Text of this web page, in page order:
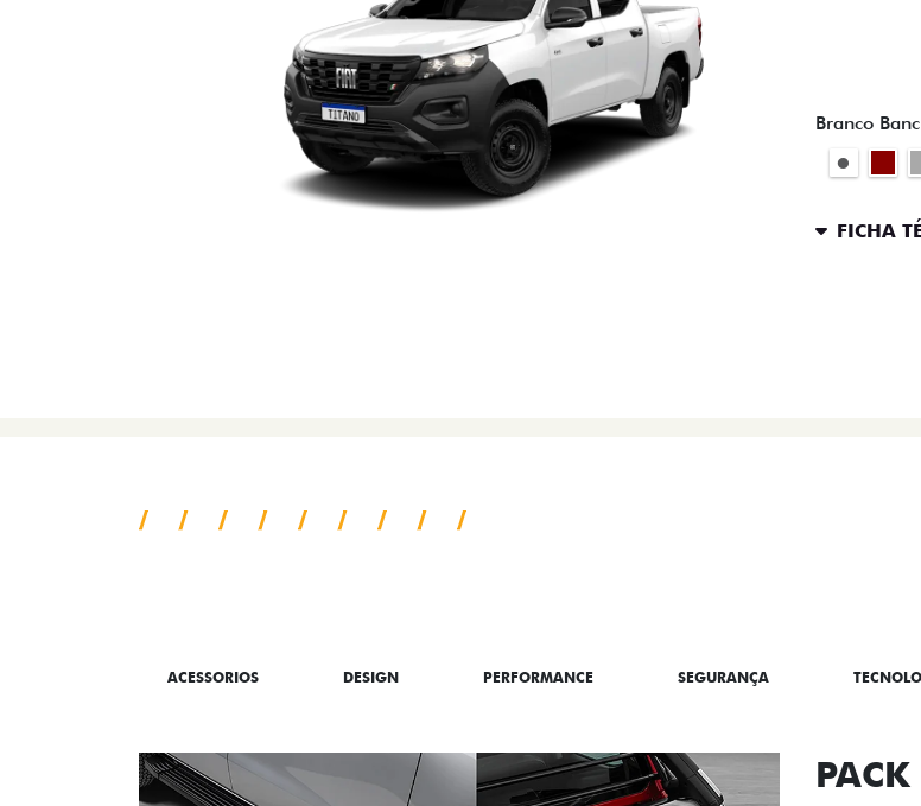
Branco
FICHA
ACESSORIOS DESIGN PERFORMANCE SEGURANÇA